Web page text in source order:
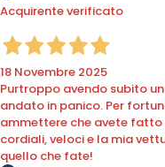
Acquirente verificato
18 Novembre 2025
Purtroppo avendo subito
andato in panico. Per
ammettere che avete fatto
cordiali, veloci e la mia
quello che fate!